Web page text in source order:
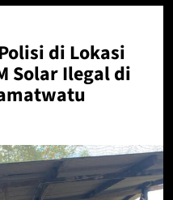
di Lokasi
Solar Ilegal di